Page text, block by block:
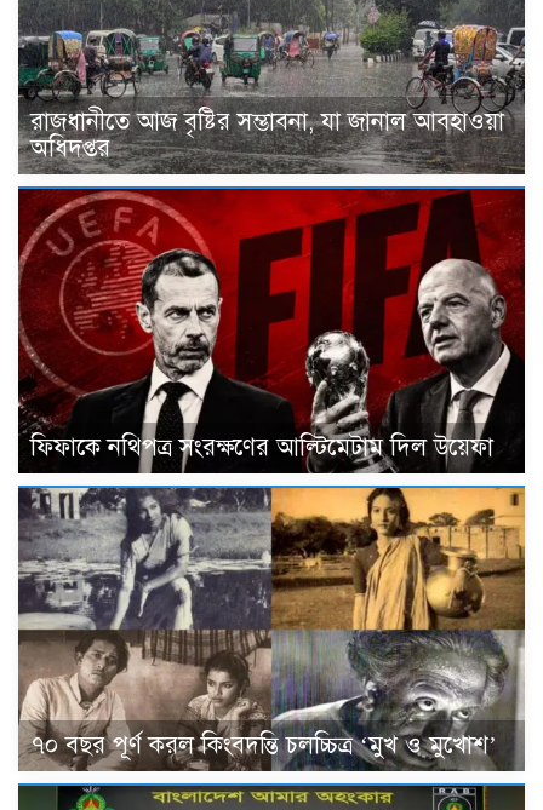
রাজধানীতে আজ বৃষ্টির সম্ভাবনা, যা জানাল আবহাওয়া
অধিদপ্তর
ফিফাকে নথিপত্র সংরক্ষণের আল্টিমেটাম দিল উয়েফা
৭০ বছর পূর্ণ করল কিংবদন্তি চলচ্চিত্র ‘মুখ ও মুখোশ’